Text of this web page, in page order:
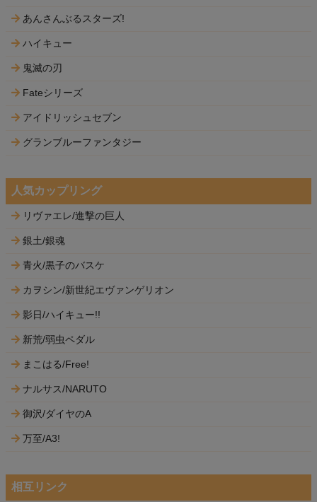
あんさんぶるスターズ!
ハイキュー
鬼滅の刃
Fateシリーズ
アイドリッシュセブン
グランブルーファンタジー
人気カップリング
リヴァエレ/進撃の巨人
銀土/銀魂
青火/黒子のバスケ
カヲシン/新世紀エヴァンゲリオン
影日/ハイキュー!!
新荒/弱虫ペダル
まこはる/Free!
ナルサス/NARUTO
御沢/ダイヤのA
万至/A3!
相互リンク